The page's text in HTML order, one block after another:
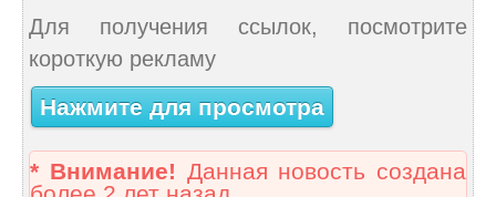
Для получения ссылок, посмотрите
короткую рекламу
Нажмите для просмотра
* Внимание! Данная новость создана